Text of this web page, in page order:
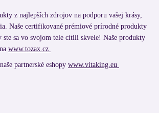
z najlepších zdrojov na podporu vašej krásy,
Naše certifikované prémiové prírodné produkty
ste sa vo svojom tele cítili skvele! Naše produkty
www.tozax.cz
partnerské eshopy www.vitaking.eu